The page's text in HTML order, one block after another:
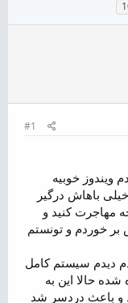
#1
به 10 آپدیت کردم ویندوز خوبیه
باهاش درگیر
مهاجرت کنید و
خوردم و تونستم
دیدم سیستم کامل
خورده شده حالا این به
و باعث دردسر شد